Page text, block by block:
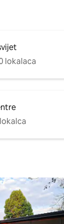
lokalaca
s oznakom